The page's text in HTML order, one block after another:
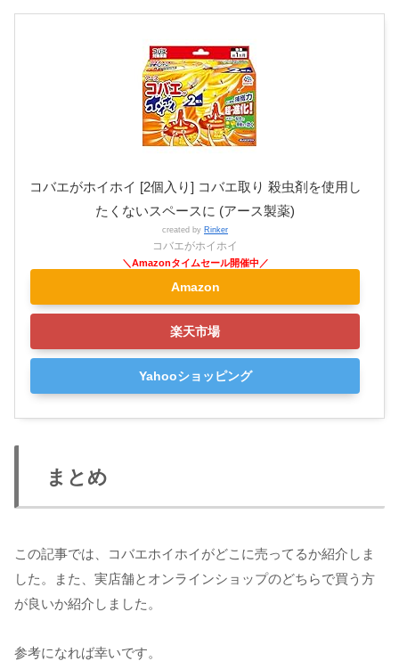
コバエがホイホイ [2個入り] コバエ取り 殺虫剤を使用し
たくないスペースに (アース製薬)
created by Rinker
コバエがホイホイ
Amazon
楽天市場
Yahooショッピング
まとめ
この記事では、コバエホイホイがどこに売ってるか紹介しま
した。また、実店舗とオンラインショップのどちらで買う方
が良いか紹介しました。
参考になれば幸いです。